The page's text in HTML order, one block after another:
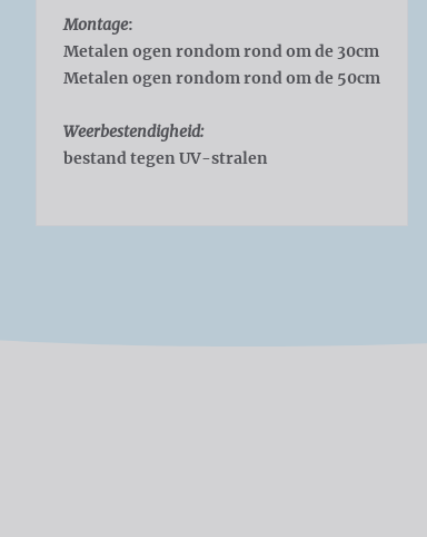
Montage:
Metalen ogen rondom rond om de 30cm
Metalen ogen rondom rond om de 50cm
Weerbestendigheid:
bestand tegen UV-stralen